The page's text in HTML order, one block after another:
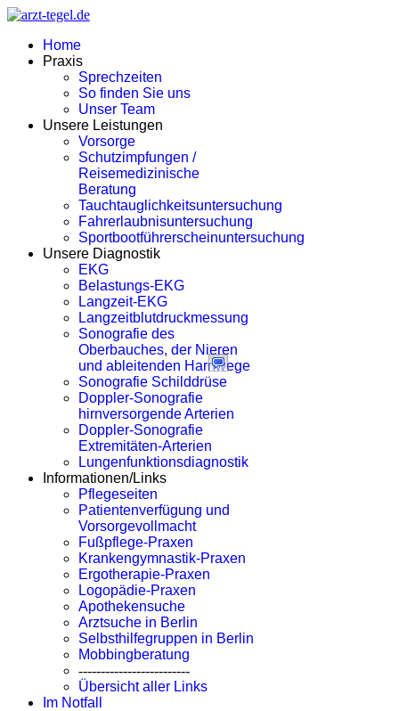
Home
Praxis
Sprechzeiten
So finden Sie uns
Unser Team
Unsere Leistungen
Vorsorge
Schutzimpfungen /
Reisemedizinische
Beratung
Tauchtauglichkeitsuntersuchung
Fahrerlaubnisuntersuchung
Sportbootführerscheinuntersuchung
Unsere Diagnostik
EKG
Belastungs-EKG
Langzeit-EKG
Langzeitblutdruckmessung
Sonografie des
Oberbauches, der Nieren
und ableitenden Harnwege
Sonografie Schilddrüse
Doppler-Sonografie
hirnversorgende Arterien
Doppler-Sonografie
Extremitäten-Arterien
Lungenfunktionsdiagnostik
Informationen/Links
Pflegeseiten
Patientenverfügung und
Vorsorgevollmacht
Fußpflege-Praxen
Krankengymnastik-Praxen
Ergotherapie-Praxen
Logopädie-Praxen
Apothekensuche
Arztsuche in Berlin
Selbsthilfegruppen in Berlin
Mobbingberatung
-------------------------
Übersicht aller Links
Im Notfall